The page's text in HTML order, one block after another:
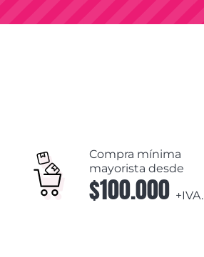
Compra mínima
mayorista desde
$100.000 +IVA.